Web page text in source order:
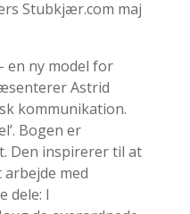
Stubkjær.com maj
en ny model for
Astrid
kommunikation.
Bogen er
Den inspirerer til at
med
dele: I